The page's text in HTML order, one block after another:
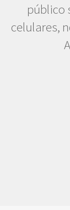
público
celulares,